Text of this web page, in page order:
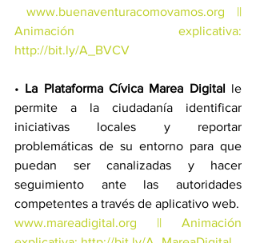
www.buenaventuracomovamos.org ||
http://bit.ly/A_BVCV
• La Plataforma Cívica Marea Digital le
permite a la ciudadanía identificar
iniciativas locales y reportar
problemáticas de su entorno para que
puedan ser canalizadas y hacer
seguimiento ante las autoridades
competentes a través de aplicativo web.
www.mareadigital.org || Animación